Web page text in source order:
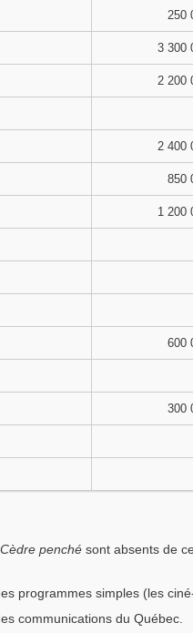
250
3 300
2 200
2 400
850
1 200
600
300
penchésont absents de
programmes simples (les
communications du Québec.